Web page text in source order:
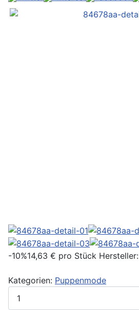
Vorher
Vorher
Vorher
Vorher
-10%14,63 € pro Stück Hersteller:
Kategorien: Puppenmode